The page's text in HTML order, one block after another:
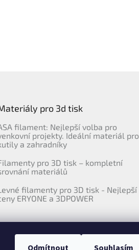
pro 3d tisk
filament: Nejlepší volba pro
projekty. Ideální materiál pro
a zahradníky
pro 3D tisk – kompletní
materiálů
filamenty pro 3D tisk - Nejlepší
ERYONE a 3DPOWER